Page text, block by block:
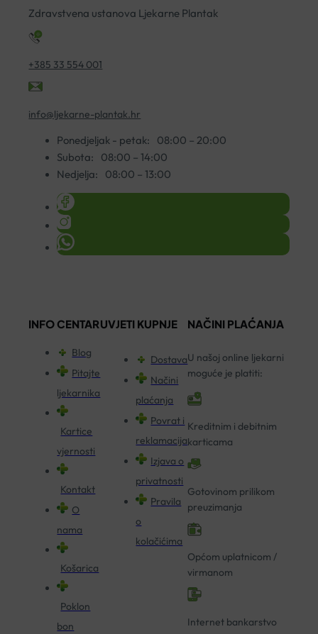
200ML
Zdravstvena ustanova Ljekarne Plantak
+385 33 554 001
info@ljekarne-plantak.hr
Ponedjeljak - petak:
08:00 – 20:00
Subota:
08:00 – 14:00
Nedjelja:
08:00 – 13:00
INFO CENTAR
Blog
Pitajte
ljekarnika
Kartice
vjernosti
Kontakt
O
nama
Košarica
Poklon
bon
UVJETI KUPNJE
Dostava
Načini
plaćanja
Povrat i
reklamacija
Izjava o
privatnosti
Pravila
o
kolačićima
NAČINI PLAĆANJA
U našoj online ljekarni
moguće je platiti:
Kreditnim i debitnim
karticama
Gotovinom prilikom
preuzimanja
Općom uplatnicom /
virmanom
Internet bankarstvo